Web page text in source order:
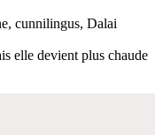
cunnilingus, Dalai
elle devient plus chaude